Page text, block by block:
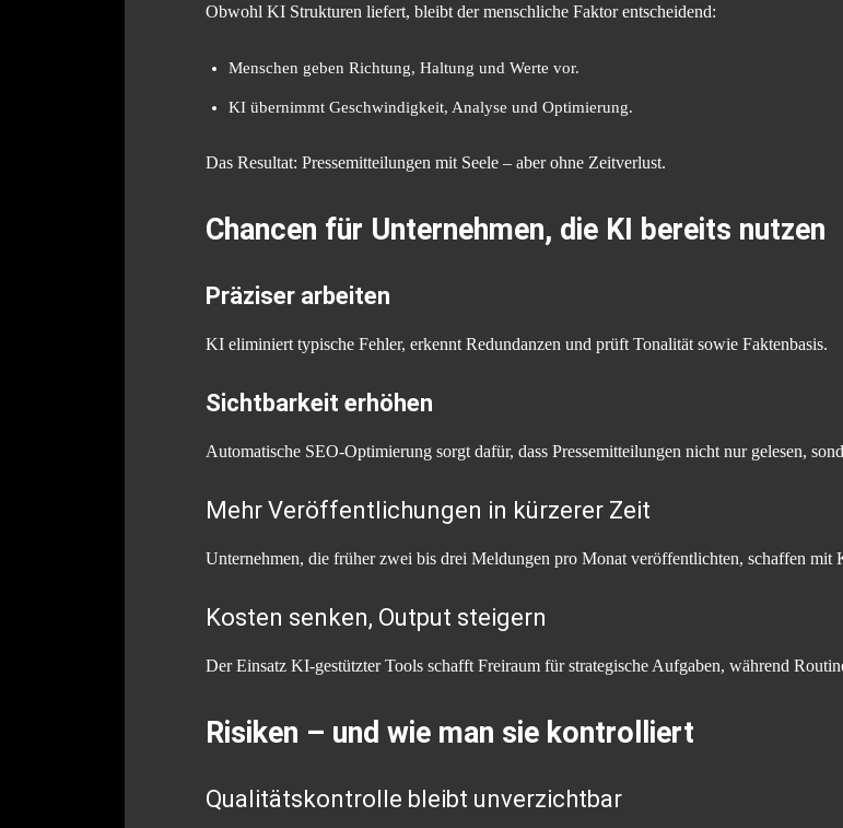
Obwohl KI Strukturen liefert, bleibt der menschliche Faktor entscheidend:
Menschen geben Richtung, Haltung und Werte vor.
KI übernimmt Geschwindigkeit, Analyse und Optimierung.
Das Resultat: Pressemitteilungen mit Seele – aber ohne Zeitverlust.
Chancen für Unternehmen, die KI bereits nutzen
Präziser arbeiten
KI eliminiert typische Fehler, erkennt Redundanzen und prüft Tonalität sowie Faktenbasis.
Sichtbarkeit erhöhen
Automatische SEO-Optimierung sorgt dafür, dass Pressemitteilungen nicht nur gelesen,
Mehr Veröffentlichungen in kürzerer Zeit
Unternehmen, die früher zwei bis drei Meldungen pro Monat veröffentlichten, schaffen
Kosten senken, Output steigern
Der Einsatz KI-gestützter Tools schafft Freiraum für strategische Aufgaben, während
Risiken – und wie man sie kontrolliert
Qualitätskontrolle bleibt unverzichtbar